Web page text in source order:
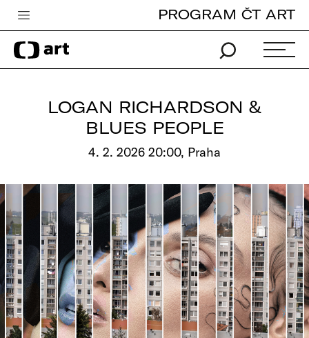
Česká televize
Zpravodajství
Vše o ČT
PROGRAM ČT ART
LOGAN RICHARDSON &
BLUES PEOPLE
4. 2. 2026 20:00, Praha